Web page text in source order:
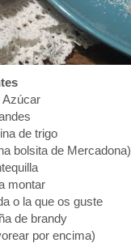
Azúcar
de trigo
bolsita de Mercadona)
montar
o la que os guste
de brandy
por encima)